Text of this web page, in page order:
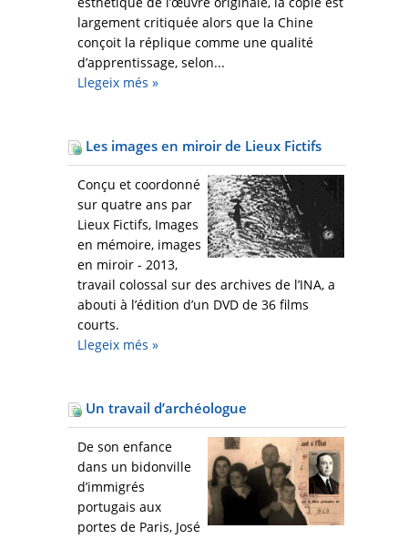
largement critiquée alors que la Chine
conçoit la réplique comme une qualité
d’apprentissage, selon...
Llegeix més »
Les images en miroir de Lieux Fictifs
Conçu et coordonné
sur quatre ans par
Lieux Fictifs, Images
en mémoire, images
en miroir - 2013,
travail colossal sur des archives de l’INA, a
abouti à l’édition d’un DVD de 36 films
courts.
Llegeix més »
Un travail d’archéologue
De son enfance
dans un bidonville
d’immigrés
portugais aux
portes de Paris, José